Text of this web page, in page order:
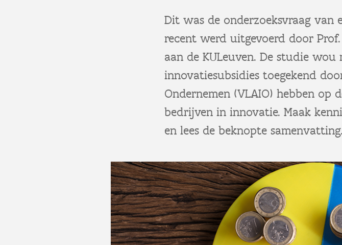
Dit was de onderzoeksvraag van
recent werd uitgevoerd door
aan de KULeuven. De studie
innovatiesubsidies toegekend
Ondernemen (VLAIO) hebben op
bedrijven in innovatie. Maak
en lees de beknopte samenvatting.